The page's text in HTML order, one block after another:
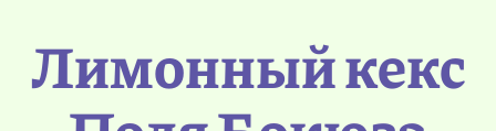
Лимонный кекс